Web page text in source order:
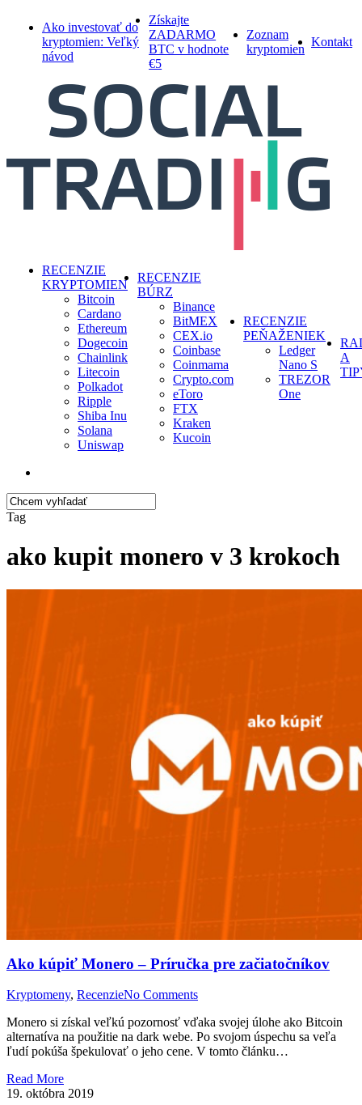
content
Ako investovať do
kryptomien: Veľký
návod
Získajte
ZADARMO
BTC v hodnote
€5
Zoznam
kryptomien
Kontakt
search
Menu
RECENZIE
KRYPTOMIEN
Bitcoin
Cardano
Ethereum
Dogecoin
Chainlink
Litecoin
Polkadot
Ripple
Shiba Inu
Solana
Uniswap
RECENZIE
BÚRZ
Binance
BitMEX
CEX.io
Coinbase
Coinmama
Crypto.com
eToro
FTX
Kraken
Kucoin
RECENZIE
PEŇAŽENIEK
Ledger
Nano S
TREZOR
One
A
Close
Tag
ako kupit monero v 3 krokoch
Ako kúpiť Monero – Príručka pre začiatočníkov
Kryptomeny, RecenzieNo Comments
Monero si získal veľkú pozornosť vďaka svojej úlohe ako Bitcoin
alternatíva na použitie na dark webe. Po svojom úspechu sa veľa
ľudí pokúša špekulovať o jeho cene. V tomto článku…
Read More
19. októbra 2019